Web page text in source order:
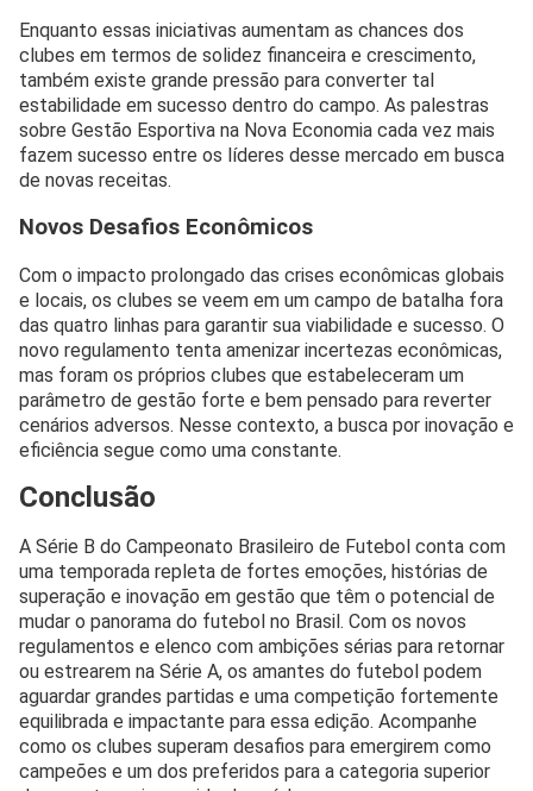
Enquanto essas iniciativas aumentam as chances dos
clubes em termos de solidez financeira e crescimento,
também existe grande pressão para converter tal
estabilidade em sucesso dentro do campo. As palestras
sobre Gestão Esportiva na Nova Economia cada vez mais
fazem sucesso entre os líderes desse mercado em busca
de novas receitas.
Novos Desafios Econômicos
Com o impacto prolongado das crises econômicas globais
e locais, os clubes se veem em um campo de batalha fora
das quatro linhas para garantir sua viabilidade e sucesso. O
novo regulamento tenta amenizar incertezas econômicas,
mas foram os próprios clubes que estabeleceram um
parâmetro de gestão forte e bem pensado para reverter
cenários adversos. Nesse contexto, a busca por inovação e
eficiência segue como uma constante.
Conclusão
A Série B do Campeonato Brasileiro de Futebol conta com
uma temporada repleta de fortes emoções, histórias de
superação e inovação em gestão que têm o potencial de
mudar o panorama do futebol no Brasil. Com os novos
regulamentos e elenco com ambições sérias para retornar
ou estrearem na Série A, os amantes do futebol podem
aguardar grandes partidas e uma competição fortemente
equilibrada e impactante para essa edição. Acompanhe
como os clubes superam desafios para emergirem como
campeões e um dos preferidos para a categoria superior